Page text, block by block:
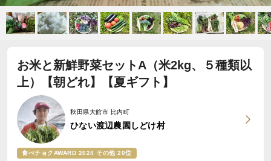
お米と新鮮野菜セットA（米2kg、５種類以
上）【朝どれ】【夏ギフト】
秋田県大館市 比内町
ひない渡辺農園しどけ村
食べチョクAWARD 2024 その他 20位